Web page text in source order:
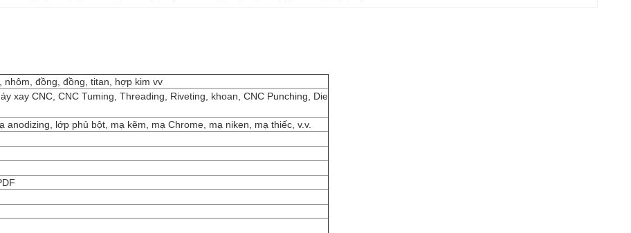
nhôm, đồng, đồng, titan, hợp kim vv
xay CNC, CNC Tuming, Threading, Riveting, khoan, CNC Punching, Die
lớp phủ bột, mạ kẽm, mạ Chrome, mạ niken, mạ thiếc, v.v.